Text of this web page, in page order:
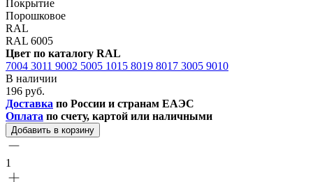
Покрытие
Порошковое
RAL
RAL 6005
Цвет по каталогу RAL
7004 3011 9002 5005 1015 8019 8017 3005 9010
В наличии
196 руб.
Доставка по России и странам ЕАЭС
Оплата по счету, картой или наличными
Добавить в корзину
1